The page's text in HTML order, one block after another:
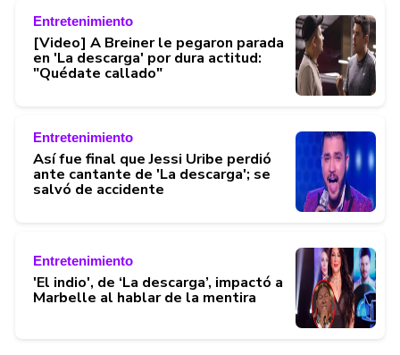
Entretenimiento
[Video] A Breiner le pegaron parada
en 'La descarga' por dura actitud:
"Quédate callado"
Entretenimiento
Así fue final que Jessi Uribe perdió
ante cantante de 'La descarga'; se
salvó de accidente
Entretenimiento
'El indio', de ‘La descarga’, impactó a
Marbelle al hablar de la mentira